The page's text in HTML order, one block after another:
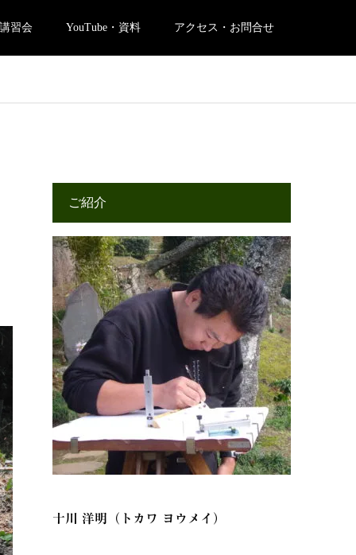
講習会 YouTube・資料 アクセス・お問合せ
ご紹介
十川 洋明（トカワ ヨウメイ）